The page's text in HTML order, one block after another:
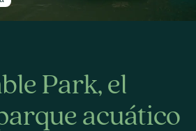
Park, el
acuático